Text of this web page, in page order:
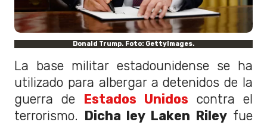
Donald Trump. Foto: GettyImages.
La base militar estadounidense se ha
utilizado para albergar a detenidos de la
guerra de Estados Unidos contra el
terrorismo. Dicha ley Laken Riley fue